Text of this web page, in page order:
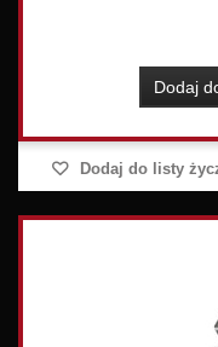
Dodaj
Dodaj do listy